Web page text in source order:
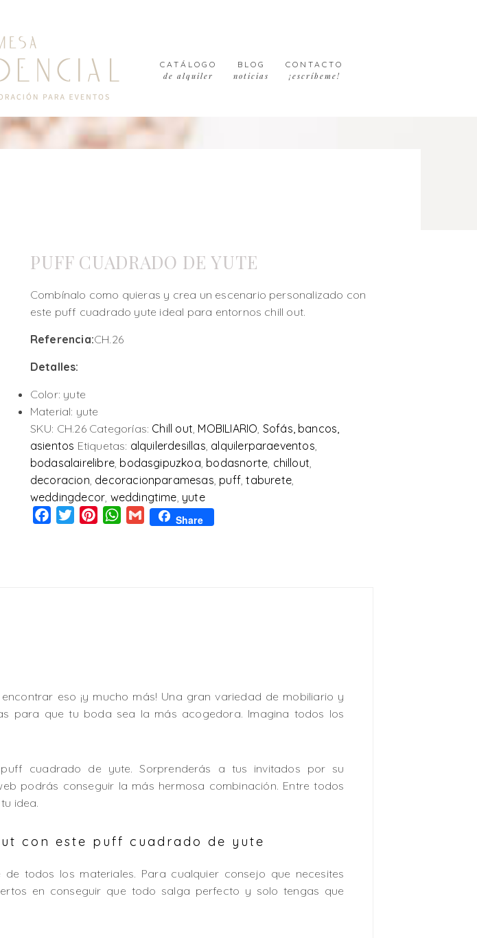
CATÁLOGO
de alquiler
BLOG
noticias
CONTACTO
¡escríbeme!
PUFF CUADRADO DE YUTE
Combínalo como quieras y crea un escenario personalizado con
este puff cuadrado yute ideal para entornos chill out.
Referencia:CH.26
Detalles:
Color: yute
Material: yute
SKU: CH.26 Categorías: Chill out MOBILIARIO Sofás, bancos,
asientos Etiquetas: alquilerdesillas alquilerparaeventos
bodasalairelibre, bodasgipuzkoa bodasnorte chillout
decoracion decoracionparamesas puff,taburete,
weddingdecor weddingtime yute
Facebook
TwitterPinterestWhatsApp
Gmail Share
eso ¡y mucho más! Una gran variedad de mobiliario y
para que tu boda sea la más acogedora. Imagina todos los
cuadrado de yute. Sorprenderás a tus invitados por su
podrás conseguir la más hermosa combinación. Entre todos
idea.
con este puff cuadrado de yute
todos los materiales. Para cualquier consejo que necesites
en conseguir que todo salga perfecto y solo tengas que